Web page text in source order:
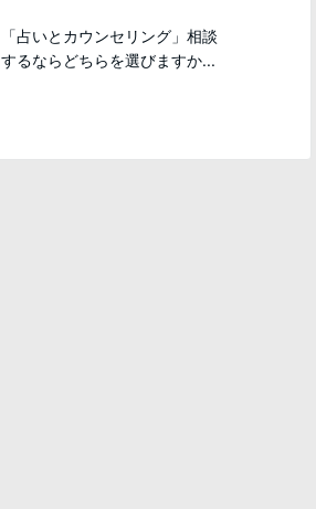
「占いとカウンセリング」相談
するならどちらを選びますか...